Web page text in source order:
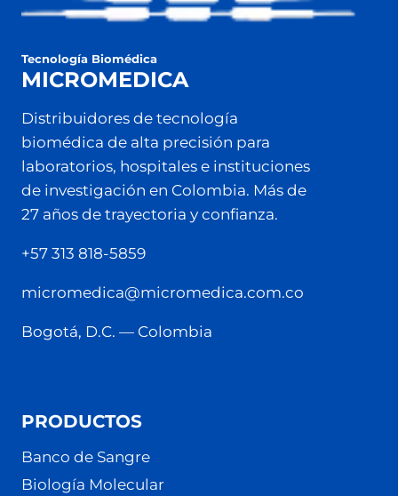
Tecnología Biomédica
MICROMEDICA
Distribuidores de tecnología
biomédica de alta precisión para
laboratorios, hospitales e instituciones
de investigación en Colombia. Más de
27 años de trayectoria y confianza.
+57 313 818-5859
micromedica@micromedica.com.co
Bogotá, D.C. — Colombia
PRODUCTOS
Banco de Sangre
Biología Molecular